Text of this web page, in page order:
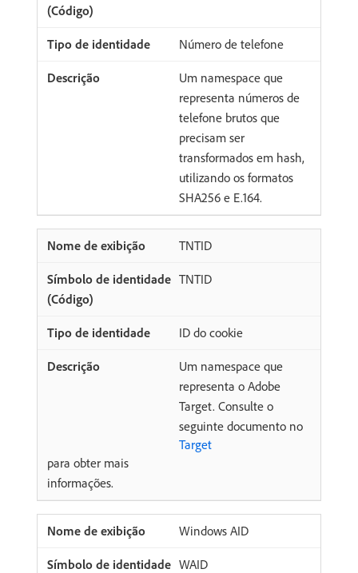
Número de telefone
Um namespace que
representa números de
telefone brutos que
precisam ser
transformados em hash,
utilizando os formatos
SHA256 e E.164.
TNTID
TNTID
ID do cookie
Um namespace que
representa o Adobe
Target. Consulte o
seguinte documento no
Target
para obter mais
informações.
Windows AID
WAID